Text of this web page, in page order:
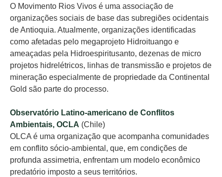
O Movimento Rios Vivos é uma associação de
organizações sociais de base das subregiões ocidentais
de Antioquia. Atualmente, organizações identificadas
como afetadas pelo megaprojeto Hidroituango e
ameaçadas pela Hidroespiritusanto, dezenas de micro
projetos hidrelétricos, linhas de transmissão e projetos de
mineração especialmente de propriedade da Continental
Gold são parte do processo.
Observatório Latino-americano de Conflitos
Ambientais, OCLA (Chile)
OLCA é uma organização que acompanha comunidades
em conflito sócio-ambiental, que, em condições de
profunda assimetria, enfrentam um modelo econômico
predatório imposto a seus territórios.